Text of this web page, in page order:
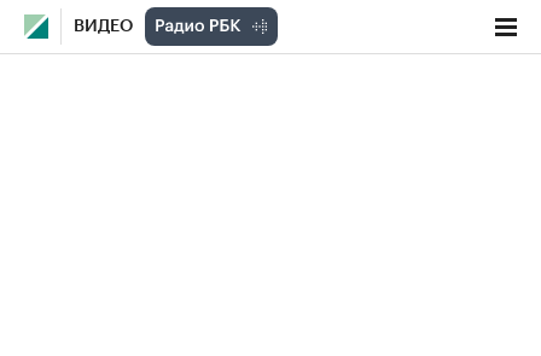
ВИДЕО